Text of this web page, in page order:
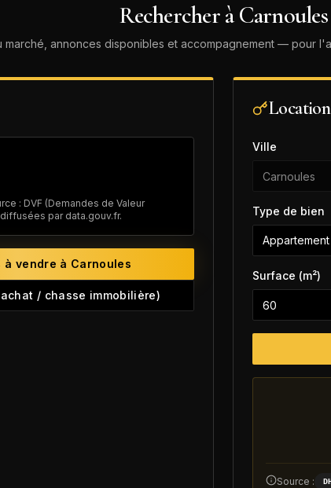
Rechercher àCarnoules
marché, annonces disponibles et accompagnement — pour
: DVF (Demandes de Valeur
par data.gouv.fr.
à vendre à Carnoules
/ chasse immobilière)
Location
Ville
Type de bien
Appartement
Surface (m²)
Source :